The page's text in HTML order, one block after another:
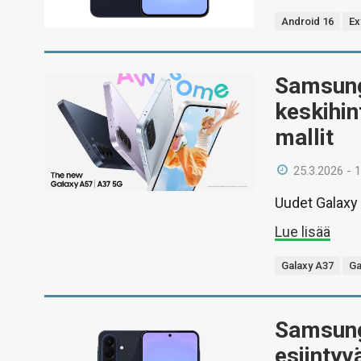
Android 16
mallit
25.3.2026 -
Uudet
Lue lisää
Galaxy A37